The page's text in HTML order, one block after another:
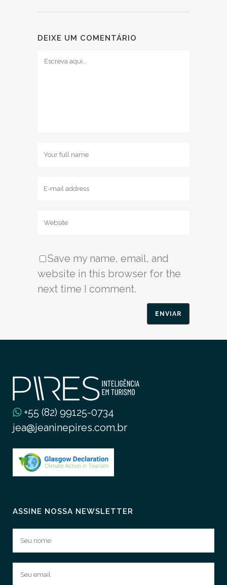
DEIXE UM COMENTÁRIO
Save my name, email, and
website in this browser for the
next time I comment.
+55 (82) 99125-0734
jea@jeaninepires.com.br
ASSINE NOSSA NEWSLETTER